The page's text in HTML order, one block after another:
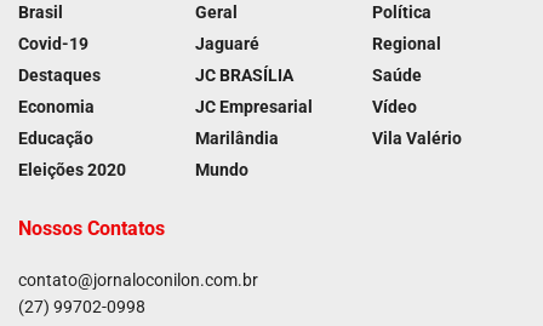
Brasil
Covid-19
Destaques
Economia
Educação
Eleições 2020
Geral
Jaguaré
JC BRASÍLIA
JC Empresarial
Marilândia
Mundo
Política
Regional
Saúde
Vídeo
Vila Valério
Nossos Contatos
contato@jornaloconilon.com.br
(27) 99702-0998